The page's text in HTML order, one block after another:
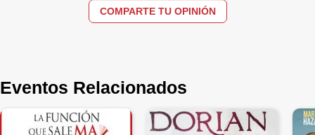
COMPARTE TU OPINIÓN
Eventos Relacionados